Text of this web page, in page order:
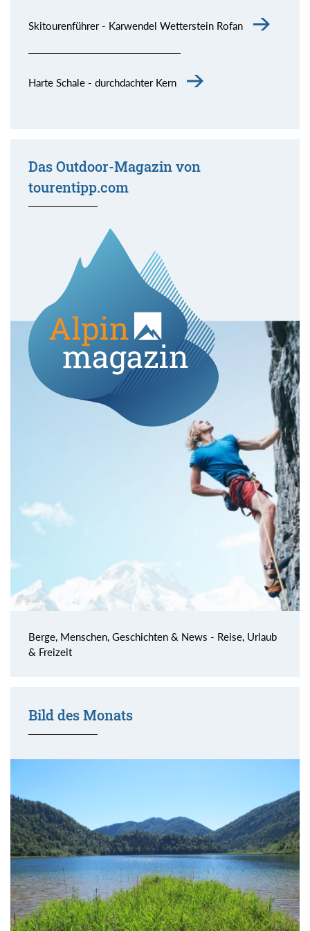
Skitourenführer - Karwendel Wetterstein Rofan
Harte Schale - durchdachter Kern
Das Outdoor-Magazin von
tourentipp.com
Berge, Menschen, Geschichten & News - Reise, Urlaub
& Freizeit
Bild des Monats